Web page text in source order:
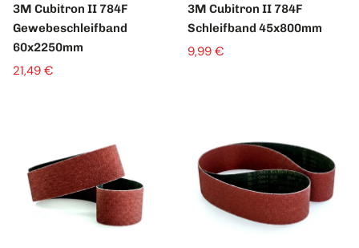
3M Cubitron II 784F
Gewebeschleifband
60x2250mm
21,49 €
3M Cubitron II 784F
Schleifband 45x800mm
9,99 €